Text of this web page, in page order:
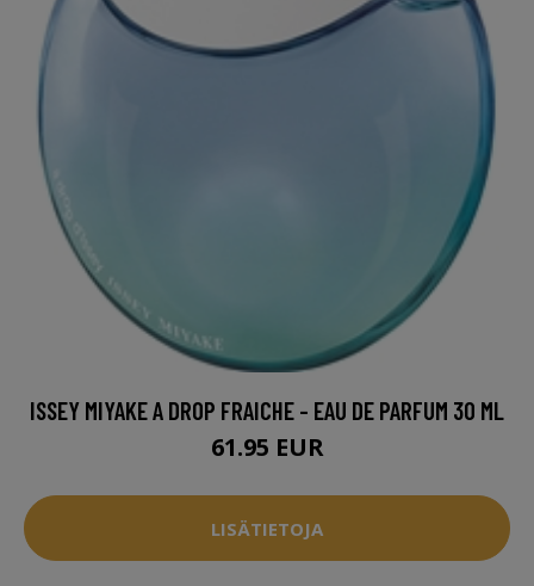
ISSEY MIYAKE A DROP FRAICHE - EAU DE PARFUM 30 ML
61.95 EUR
LISÄTIETOJA